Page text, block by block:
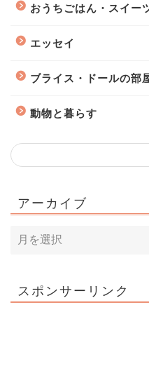
おうちごはん・スイー
エッセイ
ブライス・ドールの部
動物と暮らす
アーカイブ
スポンサーリンク